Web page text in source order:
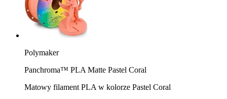
Polymaker
Panchroma™ PLA Matte Pastel Coral
Matowy filament PLA w kolorze Pastel Coral